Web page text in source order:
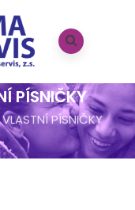
PÍSNIČKY
PÍSNIČKY